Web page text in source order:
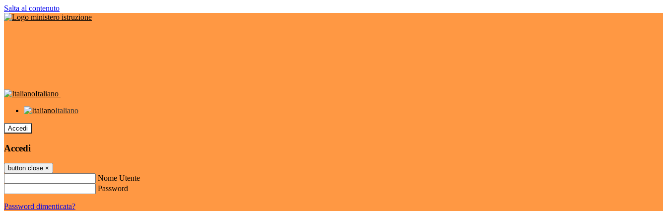
Salta al contenuto
Italiano
Italiano
Accedi
Accedi
button close ×
Nome Utente
Password
Password dimenticata?